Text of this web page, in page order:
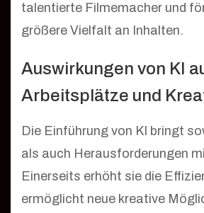
talentierte Filmemacher und
größere Vielfalt an Inhalten.
Auswirkungen von KI
Arbeitsplätze und
Die Einführung von KI bringt
als auch Herausforderungen
Einerseits erhöht sie die
ermöglicht neue kreative